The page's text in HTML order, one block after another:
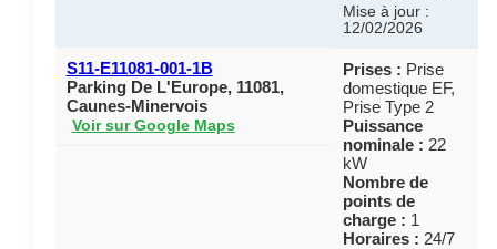
Mise à jour :
12/02/2026
S11-E11081-001-1B
Parking De L'Europe, 11081,
Caunes-Minervois
Voir sur Google Maps
Prises : Prise
domestique EF,
Prise Type 2
Puissance
nominale : 22
kW
Nombre de
points de
charge : 1
Horaires : 24/7